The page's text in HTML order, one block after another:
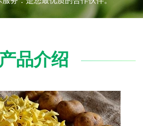
产品介绍